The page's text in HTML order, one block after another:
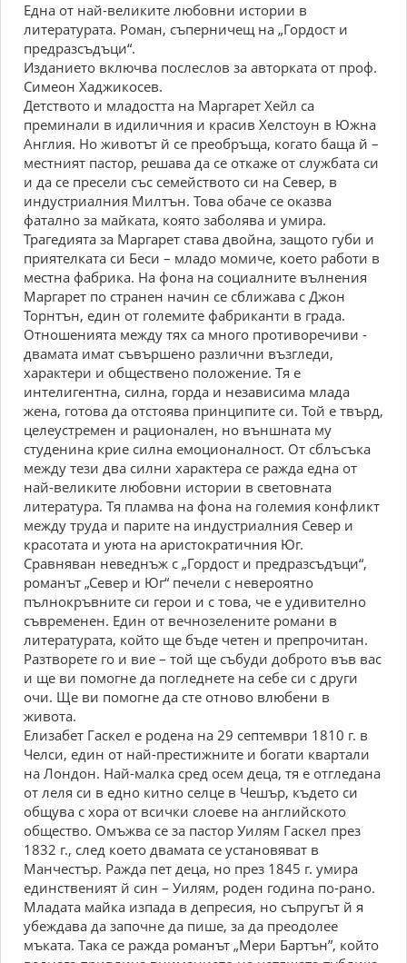
Една от най-великите любовни истории в
литературата. Роман, съперничещ на „Гордост и
предразсъдъци“.
Изданието включва послеслов за авторката от проф.
Симеон Хаджикосев.
Детството и младостта на Маргарет Хейл са
преминали в идиличния и красив Хелстоун в Южна
Англия. Но животът й се преобръща, когато баща й –
местният пастор, решава да се откаже от службата си
и да се пресели със семейството си на Север, в
индустриалния Милтън. Това обаче се оказва
фатално за майката, която заболява и умира.
Трагедията за Маргарет става двойна, защото губи и
приятелката си Беси – младо момиче, което работи в
местна фабрика. На фона на социалните вълнения
Маргарет по странен начин се сближава с Джон
Торнтън, един от големите фабриканти в града.
Отношенията между тях са много противоречиви -
двамата имат съвършено различни възгледи,
характери и обществено положение. Тя е
интелигентна, силна, горда и независима млада
жена, готова да отстоява принципите си. Той е твърд,
целеустремен и рационален, но външната му
студенина крие силна емоционалност. От сблъсъка
между тези два силни характера се ражда една от
най-великите любовни истории в световната
литература. Тя пламва на фона на големия конфликт
между труда и парите на индустриалния Север и
красотата и уюта на аристократичния Юг.
Сравняван неведнъж с „Гордост и предразсъдъци“,
романът „Север и Юг“ печели с невероятно
пълнокръвните си герои и с това, че е удивително
съвременен. Един от вечнозелените романи в
литературата, който ще бъде четен и препрочитан.
Разтворете го и вие – той ще събуди доброто във вас
и ще ви помогне да погледнете на себе си с други
очи. Ще ви помогне да сте отново влюбени в
живота.
Елизабет Гаскел е родена на 29 септември 1810 г. в
Челси, един от най-престижните и богати квартали
на Лондон. Най-малка сред осем деца, тя е отгледана
от леля си в едно китно селце в Чешър, където си
общува с хора от всички слоеве на английското
общество. Омъжва се за пастор Уилям Гаскел през
1832 г., след което двамата се установяват в
Манчестър. Ражда пет деца, но през 1845 г. умира
единственият й син – Уилям, роден година по-рано.
Младата майка изпада в депресия, но съпругът й я
убеждава да започне да пише, за да преодолее
мъката. Така се ражда романът „Мери Бартън”, който